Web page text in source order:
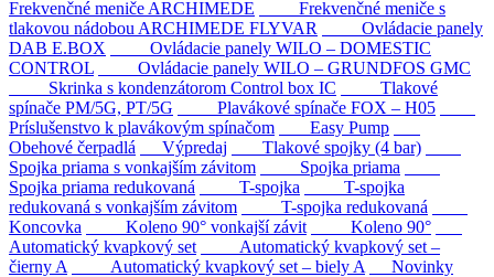
Frekvenčné meniče ARCHIMEDE
Frekvenčné meniče s
tlakovou nádobou ARCHIMEDE FLYVAR
Ovládacie panely
DAB E.BOX
Ovládacie panely WILO – DOMESTIC
CONTROL
Ovládacie panely WILO – GRUNDFOS GMC
Skrinka s kondenzátorom Control box IC
Tlakové
spínače PM/5G, PT/5G
Plavákové spínače FOX – H05
Príslušenstvo k plavákovým spínačom
Easy Pump
Obehové čerpadlá
Výpredaj
Tlakové spojky (4 bar)
Spojka priama s vonkajším závitom
Spojka priama
Spojka priama redukovaná
T-spojka
T-spojka
redukovaná s vonkajším závitom
T-spojka redukovaná
Koncovka
Koleno 90° vonkajší závit
Koleno 90°
Automatický kvapkový set
Automatický kvapkový set –
čierny A
Automatický kvapkový set – biely A Novinky